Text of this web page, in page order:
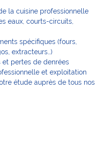
la cuisine professionnelle
eaux, courts-circuits,
spécifiques (fours,
extracteurs…)
et pertes de denrées
et exploitation
étude auprès de tous nos